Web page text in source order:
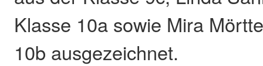
Klasse 10a sowie Mira
10b ausgezeichnet.